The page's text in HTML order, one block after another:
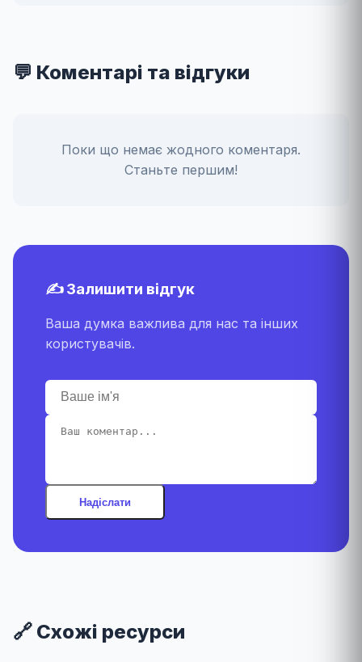
💬 Коментарі та відгуки
Поки що немає жодного коментаря.
Станьте першим!
✍️ Залишити відгук
Ваша думка важлива для нас та інших
користувачів.
Надіслати
🔗 Схожі ресурси